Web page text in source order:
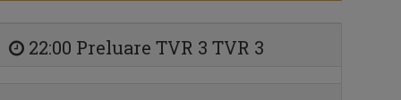
22:00 Preluare TVR 3 TVR 3